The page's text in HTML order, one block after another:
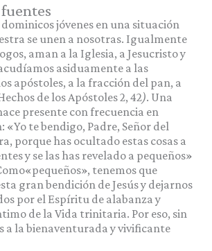
jóvenes en una situación
se unen a nosotras. Igualmente
aman a la Iglesia, a Jesucristo y
asiduamente a las
apóstoles, a la fracción del pan, a
de los Apóstoles 2, 42). Una
presente con frecuencia en
«Yo te bendigo, Padre, Señor del
porque has ocultado estas cosas a
y se las has revelado a pequeños»
tenemos que
gran bendición de Jesús y dejarnos
por el Espíritu de alabanza y
de la Vida trinitaria. Por eso, sin
a la bienaventurada y vivificante